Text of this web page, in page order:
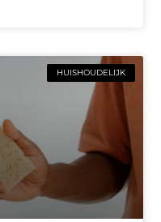
HUISHOUDELIJK